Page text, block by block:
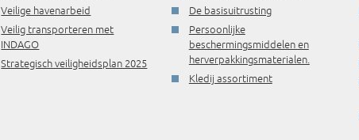
Veilige havenarbeid
Veilig transporteren met
INDAGO
Strategisch veiligheidsplan 2025
De basisuitrusting
Persoonlijke
beschermingsmiddelen en
herverpakkingsmaterialen.
Kledij assortiment